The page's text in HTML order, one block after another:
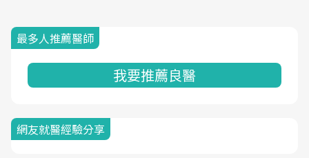
最多人推薦醫師
我要推薦良醫
網友就醫經驗分享